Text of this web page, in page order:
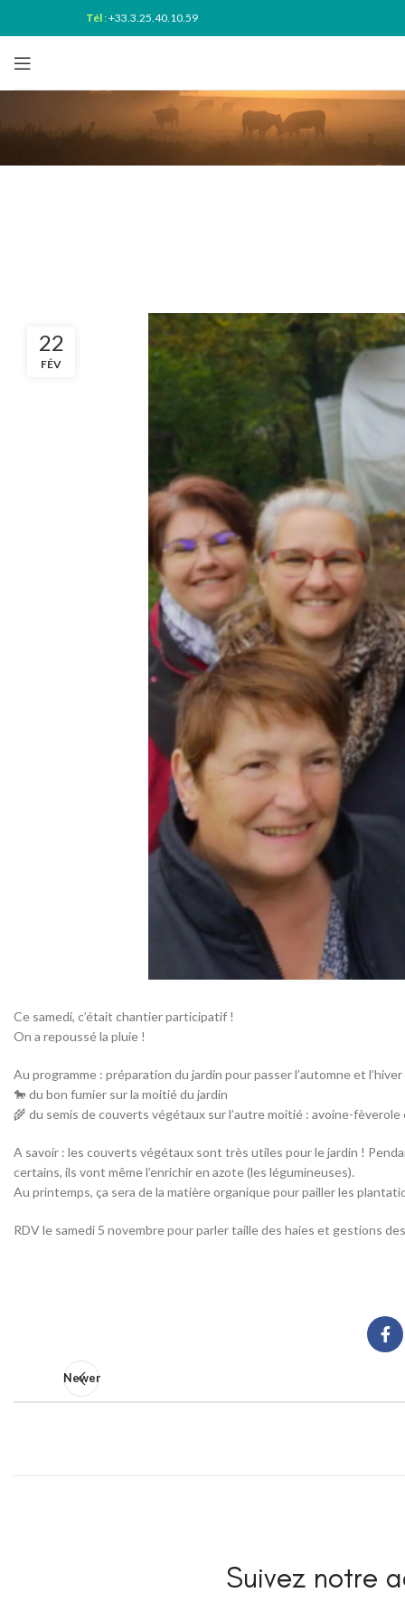
Tél:+33.3.25.40.10.59
22
FÉV
Ce samedi, c’était chantier participatif !
On a repoussé la pluie !
Au programme : préparation du jardin pour passer l’automne et l’hiver
🐎 du bon fumier sur la moitié du jardin
🌾 du semis de couverts végétaux sur l’autre moitié : avoine-
A savoir : les couverts végétaux sont très utiles pour le jardin !
certains, ils vont même l’enrichir en azote (les légumineuses).
Au printemps, ça sera de la matière organique pour pailler les
RDV le samedi 5 novembre pour parler taille des haies et gestions
Newer
Suivez notre